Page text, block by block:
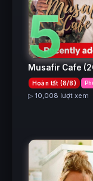
5
Musafir Cafe
Hoàn tất (8/8)
▷ 10,008 lượt xem